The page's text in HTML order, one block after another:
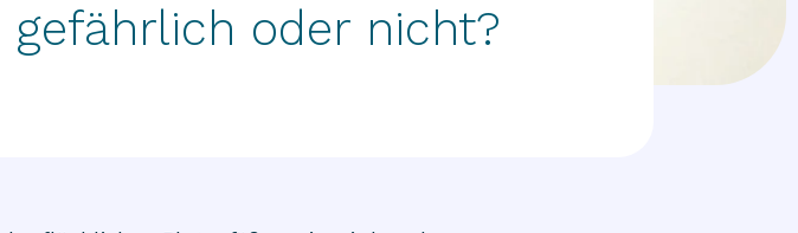
gefährlich oder nicht?